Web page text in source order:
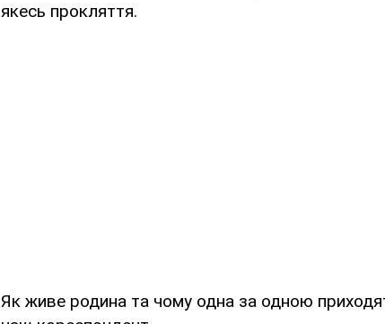
якесь прокляття.
Як живе родина та чому одна за одною